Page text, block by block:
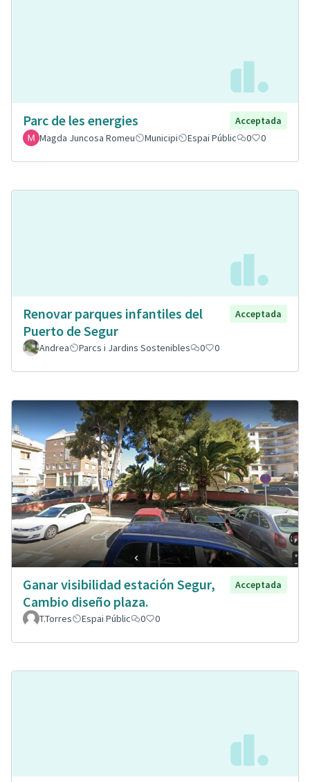
Parc de les energies
Acceptada
Magda Juncosa Romeu
Municipi Espai Públic 0 0
Renovar parques infantiles del
Puerto de Segur
Acceptada
Andrea Parcs i Jardins Sostenibles 0 0
Ganar visibilidad estación Segur,
Cambio diseño plaza.
Acceptada
T.Torres Espai Públic 0 0